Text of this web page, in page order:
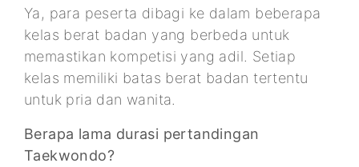
Ya, para peserta dibagi ke dalam beberapa
kelas berat badan yang berbeda untuk
memastikan kompetisi yang adil. Setiap
kelas memiliki batas berat badan tertentu
untuk pria dan wanita.
Berapa lama durasi pertandingan
Taekwondo?